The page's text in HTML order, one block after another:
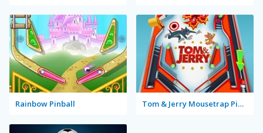
Rainbow Pinball Tom & Jerry Mousetrap Pinball